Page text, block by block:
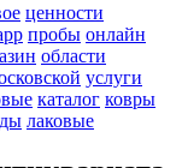
ценности
пробы онлайн
области
услуги
каталог ковры
лаковые